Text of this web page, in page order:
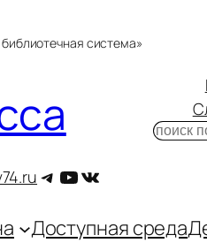
система»
Telegram
YouTube
ВКонтакте
Поиск
Доступная среда